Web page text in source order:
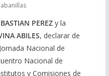
PEREZy la
ABILES, declarar de
Nacional de
Nacional de
y Comisiones de